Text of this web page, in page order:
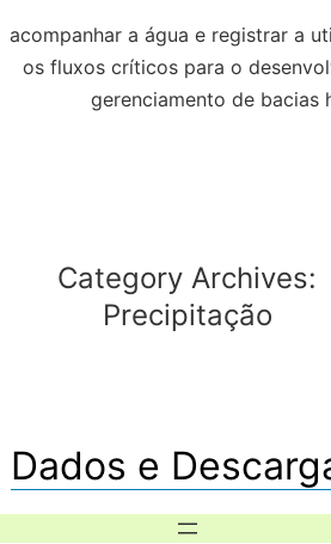
acompanhar a água e registrar a
os fluxos críticos para o
gerenciamento de bacias
Category Archives:
Precipitação
Dados e